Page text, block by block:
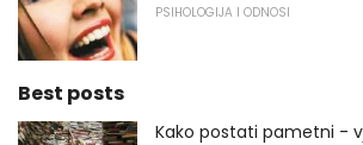
PSIHOLOGIJA I ODNOSI
Best posts
Kako postati pametni -